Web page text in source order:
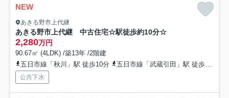
NEW
あきる野市上代継
あきる野市上代継 中古住宅☆駅徒歩約10分☆
2,280万円
90.67㎡ (4LDK) /築13年 /2階建
五日市線「秋川」駅 徒歩10分
五日市線「武蔵引田」駅 徒歩15分
公共下水